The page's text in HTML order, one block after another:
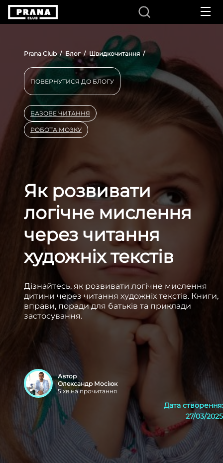
Prana Club Блог Швидкочитання
ПОВЕРНУТИСЯ ДО БЛОГУ
БАЗОВЕ ЧИТАННЯ
РОБОТА МОЗКУ
Як розвивати
логічне мислення
через читання
художніх текстів
Дізнайтесь, як розвивати логічне мислення
дитини через читання художніх текстів. Книги,
вправи, поради для батьків та приклади
застосування.
Автор
Олександр Мосіюк
5 хв на прочитання
Дата створення:
27/03/2025